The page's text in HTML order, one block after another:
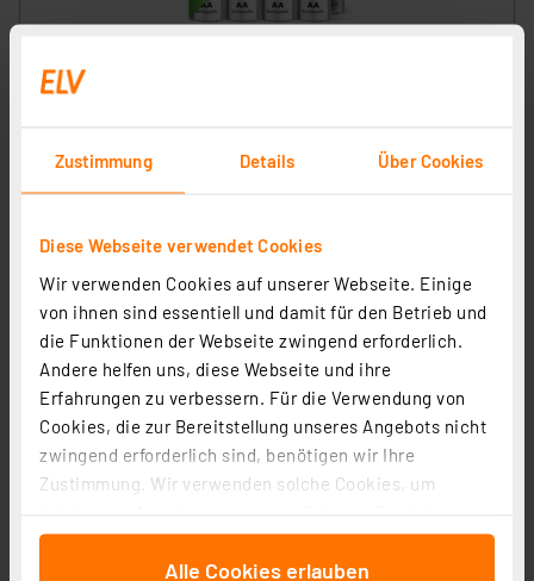
Zustimmung Details Über Cookies
Diese Webseite verwendet Cookies
Wir verwenden Cookies auf unserer Webseite. Einige
von ihnen sind essentiell und damit für den Betrieb und
die Funktionen der Webseite zwingend erforderlich.
Andere helfen uns, diese Webseite und ihre
Erfahrungen zu verbessern. Für die Verwendung von
Cookies, die zur Bereitstellung unseres Angebots nicht
zwingend erforderlich sind, benötigen wir Ihre
Zustimmung. Wir verwenden solche Cookies, um
für soziale Medien anbieten zu können und die Zugriffe
auf unsere Website zu analysieren. Außerdem geben
Alle Cookies erlauben
AA Akku GP NiMH 2100 mAh RECYKO 1,2V 8 Stück
Artikel-Nr. 254538
inkl. MwSt.
GP Mono D Akku NiMH 3000 mAh RECYKO, 1,2V, 2 Stück
Artikel-Nr. 254541